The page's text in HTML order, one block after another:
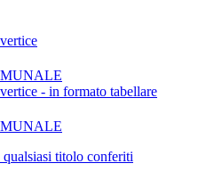
- in formato tabellare
titolo conferiti